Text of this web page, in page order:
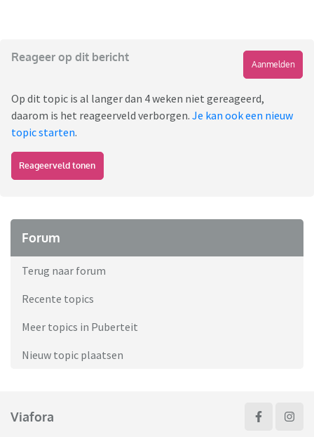
Reageer op dit bericht
Aanmelden
Op dit topic is al langer dan 4 weken niet gereageerd,
daarom is het reageerveld verborgen. Je kan ook een nieuw
topic starten.
Reageerveld tonen
Forum
Terug naar forum
Recente topics
Meer topics in Puberteit
Nieuw topic plaatsen
Viafora